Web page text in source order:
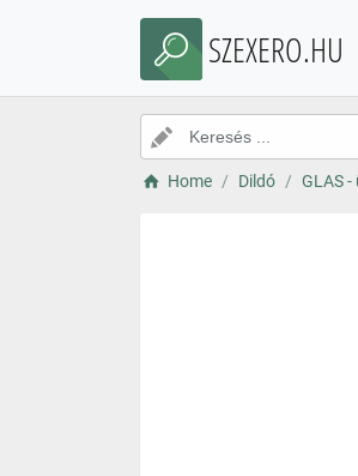
SZEXERO.HU
Home Dildó GLAS